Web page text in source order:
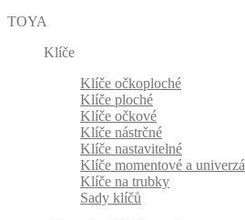
TOYA
Klíče
Klíče očkoploché
Klíče ploché
Klíče očkové
Klíče nástrčné
Klíče nastavitelné
Klíče momentové a
Klíče na trubky
Sady klíčů